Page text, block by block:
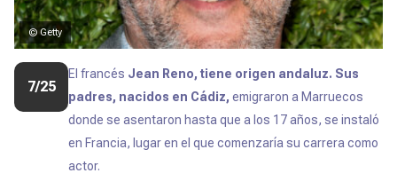
© Getty
7/25
El francés Jean Reno, tiene origen andaluz. Sus
padres, nacidos en Cádiz,emigraron a Marruecos
donde se asentaron hasta que a los 17 años, se instaló
en Francia, lugar en el que comenzaría su carrera como
actor.